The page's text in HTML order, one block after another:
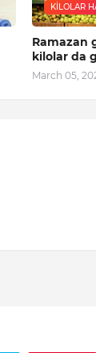
KILOLAR
Ramazan
kilolar da
March 05,